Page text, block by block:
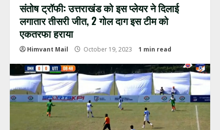
संतोष ट्रॉफी: उत्तराखंड को इस प्लेयर ने दिलाई
लगातार तीसरी जीत, 2 गोल दाग इस टीम को
एकतरफा हराया
Himvant Mail October 19, 2023 1 min read